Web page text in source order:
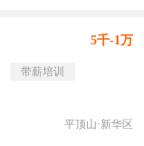
5千-1万
带薪培训
平顶山·新华区